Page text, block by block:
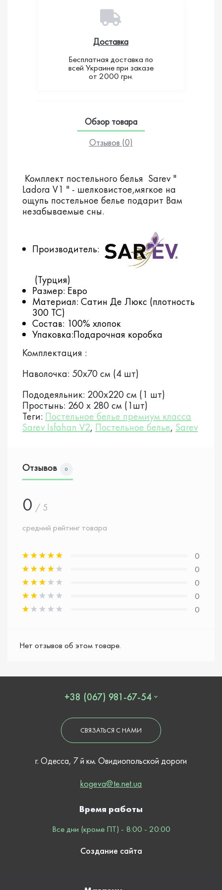
Доставка
Бесплатная доставка по
всей Украине при заказе
от 2000 грн.
Обзор товара
Отзывов (0)
Комплект постельного белья Sarev "
Ladora V1 " - шелковистое,мягкое на
ощупь постельное белье подарит Вам
незабываемые сны.
Производитель:
(Турция)
Размер: Евро
Материал: Сатин Де Люкс (плотность
300 TC)
Состав: 100% хлопок
Упаковка:Подарочная коробка
Комплектация :
Наволочка: 50х70 см (4 шт)
Пододеяльник: 200х220 см (1 шт)
Простынь: 260 х 280 см (1шт)
Теги: Постельное белье премиум класса
Sarev Isfahan V2, Постельное белье, Sarev
Отзывов 0
0 / 5
средний рейтинг товара
0
0
0
0
0
Нет отзывов об этом товаре.
+38 (067) 981-67-54
СВЯЗАТЬСЯ С НАМИ
г. Одесса, 7 й км. Овидиопольской дороги
kogeva@te.net.ua
Время работы
Все дни (кроме ПТ) - 8:00 - 20:00
Создание сайта